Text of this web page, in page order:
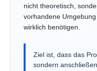
nicht theoretisch,
vorhandene
wirklich benötigen.
Ziel ist, dass das
sondern